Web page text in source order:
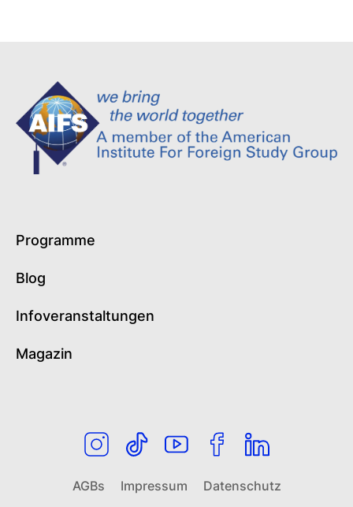
Programme
Blog
Infoveranstaltungen
Magazin
AGBs Impressum Datenschutz